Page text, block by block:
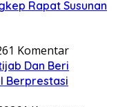
Rapat Susunan
1 Komentar
Dan Beri
Berprestasi